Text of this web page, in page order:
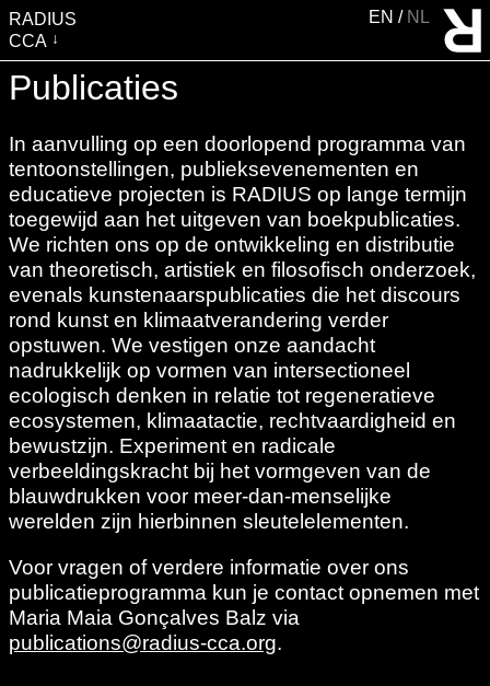
RADIUS
CCA
BEZOEK
EVENTS
EDUCATIE &
GEMEENSCHAP
PUBLICATIES
OVER RADIUS
STEUN RADIUS
WATERTOREN
SHOP
EN NL
Publicaties
In aanvulling op een doorlopend programma van
tentoonstellingen, publieksevenementen en
educatieve projecten is RADIUS op lange termijn
toegewijd aan het uitgeven van boekpublicaties.
We richten ons op de ontwikkeling en distributie
van theoretisch, artistiek en filosofisch onderzoek,
evenals kunstenaarspublicaties die het discours
rond kunst en klimaatverandering verder
opstuwen. We vestigen onze aandacht
nadrukkelijk op vormen van intersectioneel
ecologisch denken in relatie tot regeneratieve
ecosystemen, klimaatactie, rechtvaardigheid en
bewustzijn. Experiment en radicale
verbeeldingskracht bij het vormgeven van de
blauwdrukken voor meer-dan-menselijke
werelden zijn hierbinnen sleutelelementen.
Voor vragen of verdere informatie over ons
publicatieprogramma kun je contact opnemen met
Maria Maia Gonçalves Balz via
publications@radius-cca.org.